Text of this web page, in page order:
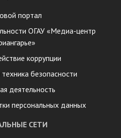
портал
ОГАУ «Медиа-центр
коррупции
безопасности
деятельность
персональных данных
СЕТИ